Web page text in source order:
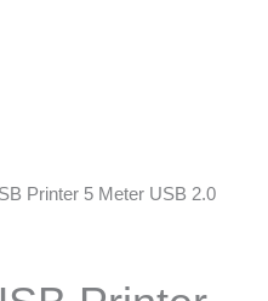
Printer 5 Meter USB 2.0